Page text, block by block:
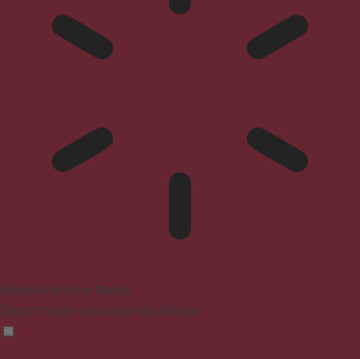
Epilepsie-sicherer Modus
Dämpft Farben und stoppt das Blinken